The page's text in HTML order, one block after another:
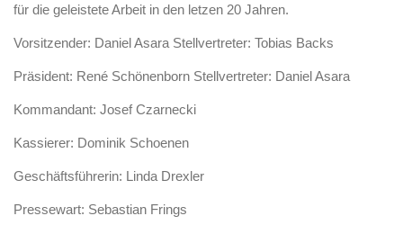
für die geleistete Arbeit in den letzen 20 Jahren.
Vorsitzender: Daniel Asara Stellvertreter: Tobias Backs
Präsident: René Schönenborn Stellvertreter: Daniel Asara
Kommandant: Josef Czarnecki
Kassierer: Dominik Schoenen
Geschäftsführerin: Linda Drexler
Pressewart: Sebastian Frings